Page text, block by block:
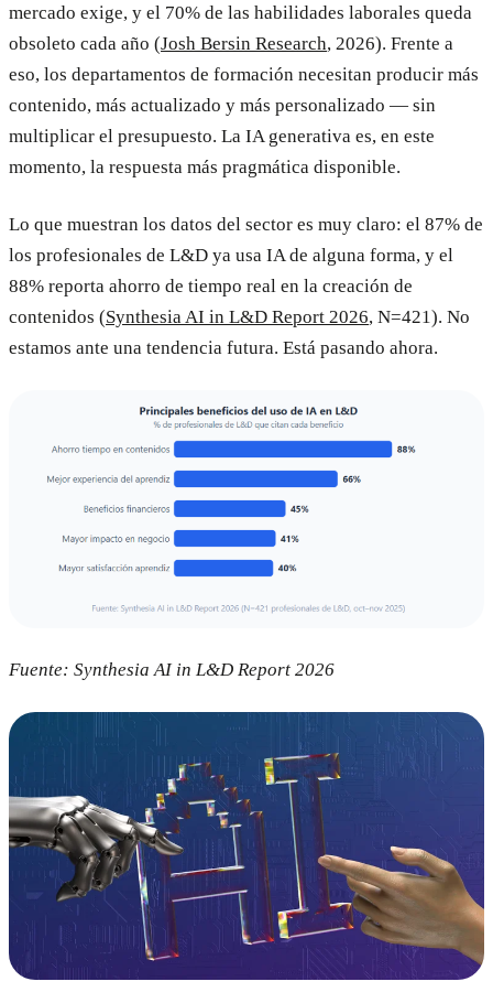
mercado exige, y el 70% de las habilidades laborales queda
obsoleto cada año (Josh Bersin Research, 2026). Frente a
eso, los departamentos de formación necesitan producir más
contenido, más actualizado y más personalizado — sin
multiplicar el presupuesto. La IA generativa es, en este
momento, la respuesta más pragmática disponible.
Lo que muestran los datos del sector es muy claro: el 87% de
los profesionales de L&D ya usa IA de alguna forma, y el
88% reporta ahorro de tiempo real en la creación de
contenidos (Synthesia AI in L&D Report 2026, N=421). No
estamos ante una tendencia futura. Está pasando ahora.
Fuente: Synthesia AI in L&D Report 2026